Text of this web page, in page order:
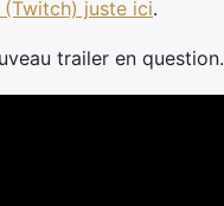
(Twitch) juste ici.
trailer en question.